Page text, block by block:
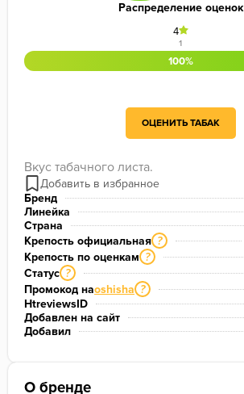
Вкус табачного листа.
Бренд
Линейка
Страна
Крепость официальная ?
Крепость по оценкам ?
Статус ?
Промокод наoshisha ?
HtreviewsID
Добавлен на сайт
Добавил
Распределение оценок
100%
4
1
ОЦЕНИТЬ ТАБАК
О бренде